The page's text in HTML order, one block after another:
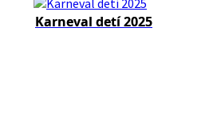
Karneval detí 2025